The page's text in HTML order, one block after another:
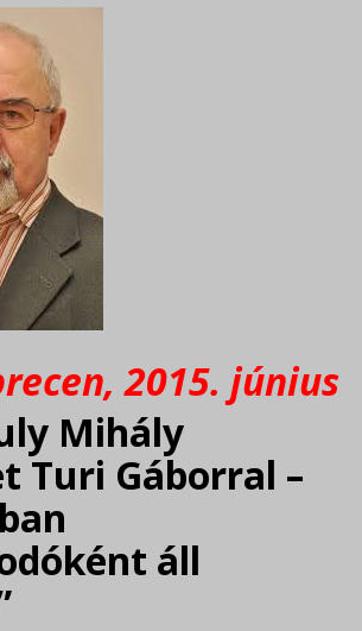
2015. június
Mihály
Turi Gáborral –
áll